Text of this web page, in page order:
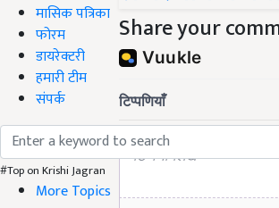
मासिक पत्रिका
फोरम
डायरेक्टरी
हमारी टीम
संपर्क
#Top on Krishi Jagran
More Topics
Share your